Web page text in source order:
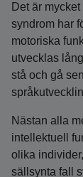
Det är
syndrom har
motoriska
utvecklas
stå och gå
Nästan alla
intellektuell
olika
sällsynta fall